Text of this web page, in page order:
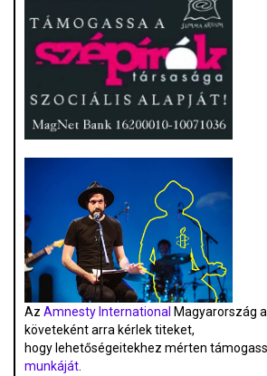
Az Amnesty International Magyarország
követeként arra kérlek titeket,
hogy lehetőségeitekhez mérten
munkáját.